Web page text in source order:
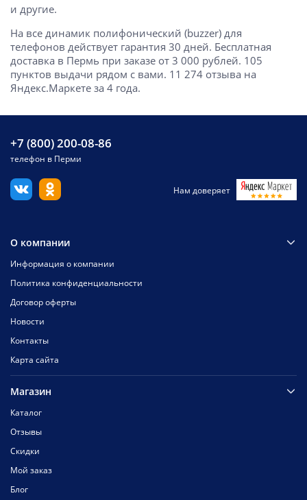
и другие.
На все динамик полифонический (buzzer) для
телефонов действует гарантия 30 дней. Бесплатная
доставка в Пермь при заказе от 3 000 рублей. 105
пунктов выдачи рядом с вами. 11 274 отзыва на
Яндекс.Маркете за 4 года.
+7 (800) 200-08-86
телефон в Перми
Нам доверяет
О компании
Информация о компании
Политика конфиденциальности
Договор оферты
Новости
Контакты
Карта сайта
Магазин
Каталог
Отзывы
Скидки
Мой заказ
Блог